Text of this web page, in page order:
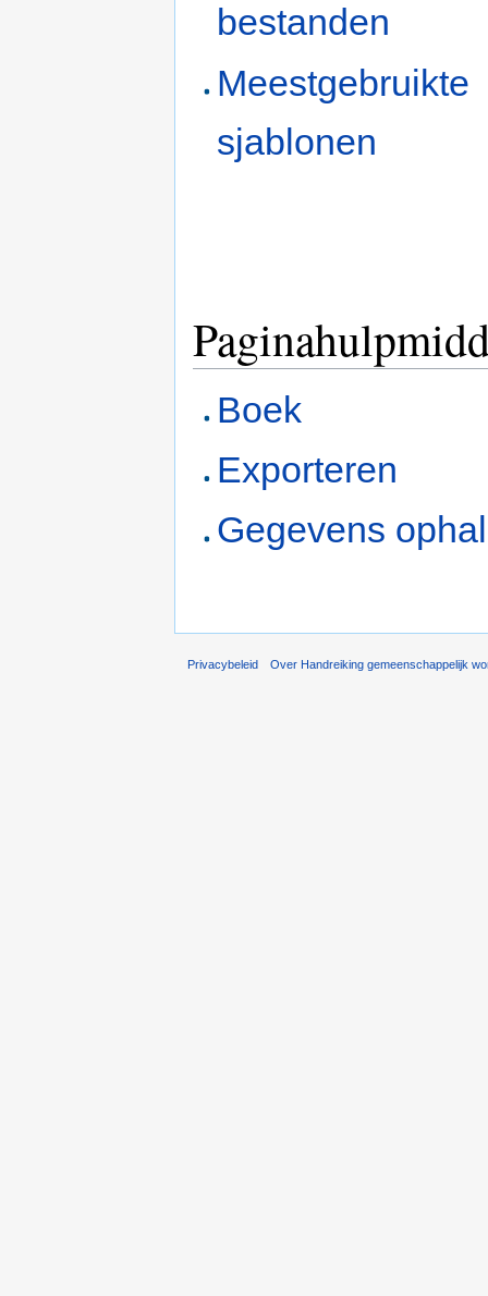
bestanden
Meestgebruikte
sjablonen
Boek
Exporteren
Gegevens
Privacybeleid Over Handreiking gemeenschappelijk